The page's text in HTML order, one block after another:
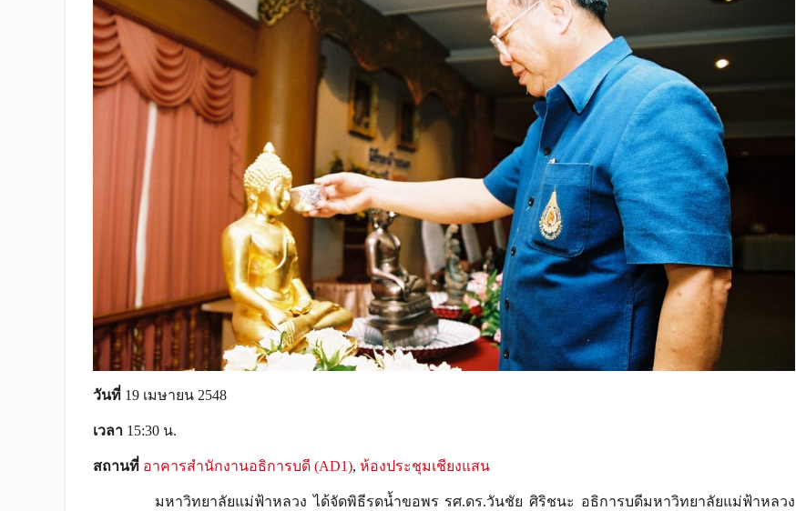
วันที่ 19 เมษายน 2548
เวลา 15:30 น.
สถานที่ อาคารสำนักงานอธิการบดี (AD1), ห้องประชุมเชียงแสน
มหาวิทยาลัยแม่ฟ้าหลวง ได้จัดพิธีรดน้ำขอพร รศ.ดร.วันชัย ศิริชนะ อธิการบดีมหาวิทยาลัยแม่ฟ้าหลวง